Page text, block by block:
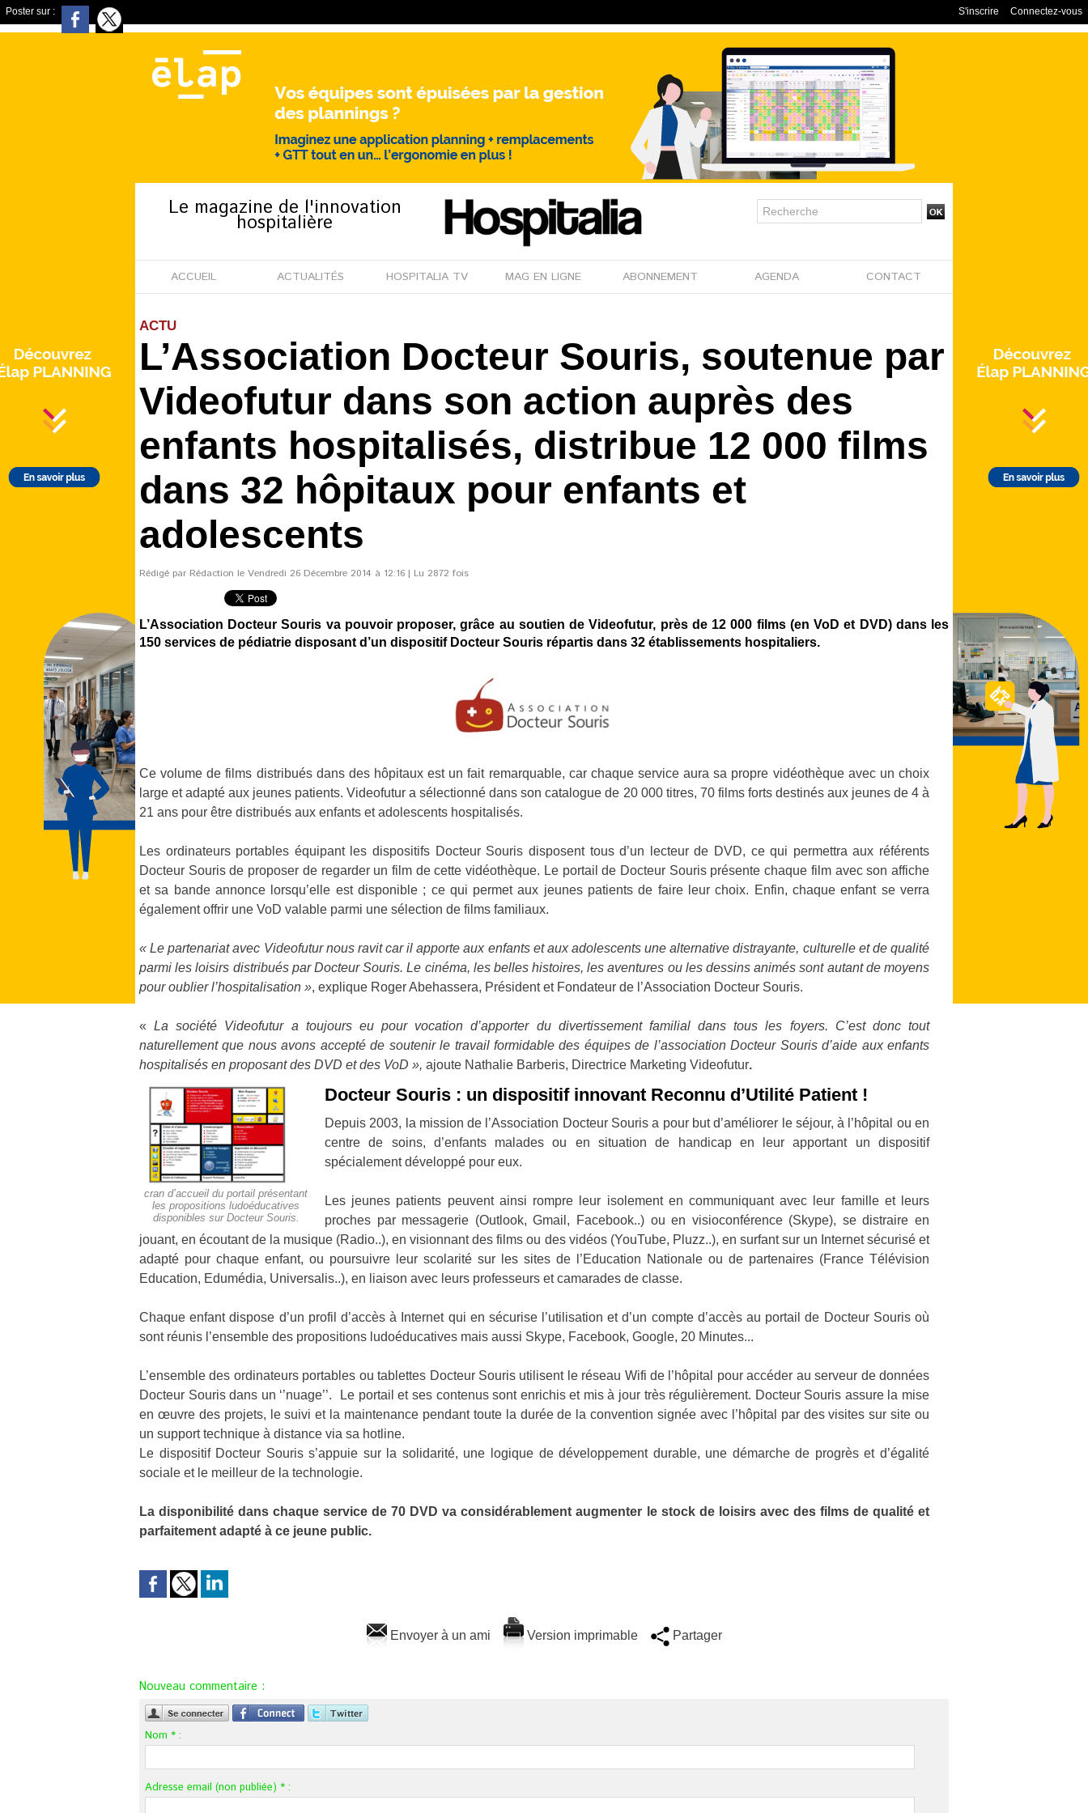
Poster sur : Connectez-vous
S'inscrire
Le magazine de l'innovation
hospitalière
ACCUEIL ACTUALITÉS HOSPITALIA TV MAG EN LIGNE ABONNEMENT AGENDA CONTACT
ACTU
L’Association Docteur Souris, soutenue par
Videofutur dans son action auprès des
enfants hospitalisés, distribue 12 000 films
dans 32 hôpitaux pour enfants et
adolescents
Rédigé par Rédaction le Vendredi 26 Décembre 2014 à 12:16 | Lu 2872 fois
L’Association Docteur Souris va pouvoir proposer, grâce au soutien de Videofutur, près de 12 000 films (en VoD et DVD) dans les
150 services de pédiatrie disposant d’un dispositif Docteur Souris répartis dans 32 établissements hospitaliers.
Ce volume de films distribués dans des hôpitaux est un fait remarquable, car chaque service aura sa propre vidéothèque avec un choix
large et adapté aux jeunes patients. Videofutur a sélectionné dans son catalogue de 20 000 titres, 70 films forts destinés aux jeunes de 4 à
21 ans pour être distribués aux enfants et adolescents hospitalisés.
Les ordinateurs portables équipant les dispositifs Docteur Souris disposent tous d’un lecteur de DVD, ce qui permettra aux référents
Docteur Souris de proposer de regarder un film de cette vidéothèque. Le portail de Docteur Souris présente chaque film avec son affiche
et sa bande annonce lorsqu’elle est disponible ; ce qui permet aux jeunes patients de faire leur choix. Enfin, chaque enfant se verra
également offrir une VoD valable parmi une sélection de films familiaux.
« Le partenariat avec Videofutur nous ravit car il apporte aux enfants et aux adolescents une alternative distrayante, culturelle et de qualité
parmi les loisirs distribués par Docteur Souris. Le cinéma, les belles histoires, les aventures ou les dessins animés sont autant de moyens
pour oublier l’hospitalisation », explique Roger Abehassera, Président et Fondateur de l’Association Docteur Souris.
«La société Videofutur a toujours eu pour vocation d’apporter du divertissement familial dans tous les foyers. C’est donc tout
naturellement que nous avons accepté de soutenir le travail formidable des équipes de l’association Docteur Souris d’aide aux enfants
hospitalisés en proposant des DVD et des VoD », ajoute Nathalie Barberis, Directrice Marketing Videofutur.
cran d’accueil du portail présentant
les propositions ludoéducatives
disponibles sur Docteur Souris.
Docteur Souris : un dispositif innovant Reconnu d’Utilité Patient !
Depuis 2003, la mission de l’Association Docteur Souris a pour but d’améliorer le séjour, à l’hôpital ou en
centre de soins, d’enfants malades ou en situation de handicap en leur apportant un dispositif
spécialement développé pour eux.
Les jeunes patients peuvent ainsi rompre leur isolement en communiquant avec leur famille et leurs
proches par messagerie (Outlook, Gmail, Facebook..) ou en visioconférence (Skype), se distraire en
jouant, en écoutant de la musique (Radio..), en visionnant des films ou des vidéos (YouTube, Pluzz..), en surfant sur un Internet sécurisé et
adapté pour chaque enfant, ou poursuivre leur scolarité sur les sites de l’Education Nationale ou de partenaires (France Télévision
Education, Edumédia, Universalis..), en liaison avec leurs professeurs et camarades de classe.
Chaque enfant dispose d’un profil d’accès à Internet qui en sécurise l’utilisation et d’un compte d’accès au portail de Docteur Souris où
sont réunis l’ensemble des propositions ludoéducatives mais aussi Skype, Facebook, Google, 20 Minutes...
L’ensemble des ordinateurs portables ou tablettes Docteur Souris utilisent le réseau Wifi de l’hôpital pour accéder au serveur de données
Docteur Souris dans un ‘’nuage’’. Le portail et ses contenus sont enrichis et mis à jour très régulièrement. Docteur Souris assure la mise
en œuvre des projets, le suivi et la maintenance pendant toute la durée de la convention signée avec l’hôpital par des visites sur site ou
un support technique à distance via sa hotline.
Le dispositif Docteur Souris s’appuie sur la solidarité, une logique de développement durable, une démarche de progrès et d’égalité
sociale et le meilleur de la technologie.
La disponibilité dans chaque service de 70 DVD va considérablement augmenter le stock de loisirs avec des films de qualité et
parfaitement adapté à ce jeune public.
Envoyer à un ami Version imprimable Partager
Nouveau commentaire :
Nom * :
Adresse email (non publiée) * :